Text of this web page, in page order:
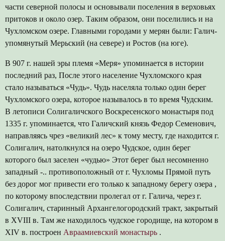
части северной полосы и основывали поселения в верховьях
притоков и около озер. Таким образом, они поселились и на
Чухломском озере. Главными городами у мерян были: Галич-
упомянутый Мерьский (на севере) и Ростов (на юге).
В 907 г. нашей эры племя «Меря» упоминается в истории
последний раз, После этого население Чухломского края
стало называться «Чудь». Чудь населяла только один берег
Чухломского озера, которое называлось в то время Чудским.
В летописи Солигаличского Воскресенского монастыря под
1335 г. упоминается, что Галичский князь Федор Семенович,
направляясь чрез «великий лес» к тому месту, где находится г.
Солигалич, натолкнулся на озеро Чудское, один берег
которого был заселен «чудью» Этот берег был несомненно
западный -.. противоположный от г. Чухломы Прямой путь
без дорог мог привести его только к западному берегу озера ,
по которому впоследствии пролегал от г. Галича, через г.
Солигалич, старинный Архангелогородский тракт, закрытый
в XVIII в. Там же находилось чудское городище, на котором в
XIV в. построен Авраамиевский монастырь.